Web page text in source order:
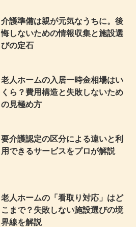
介護準備は親が元気なうちに。後
悔しないための情報収集と施設選
びの定石
老人ホームの入居一時金相場はい
くら？費用構造と失敗しないため
の見極め方
要介護認定の区分による違いと利
用できるサービスをプロが解説
老人ホームの「看取り対応」はど
こまで？失敗しない施設選びの境
界線を解説